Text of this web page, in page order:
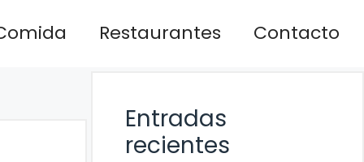
Restaurantes Contacto
Entradas
recientes